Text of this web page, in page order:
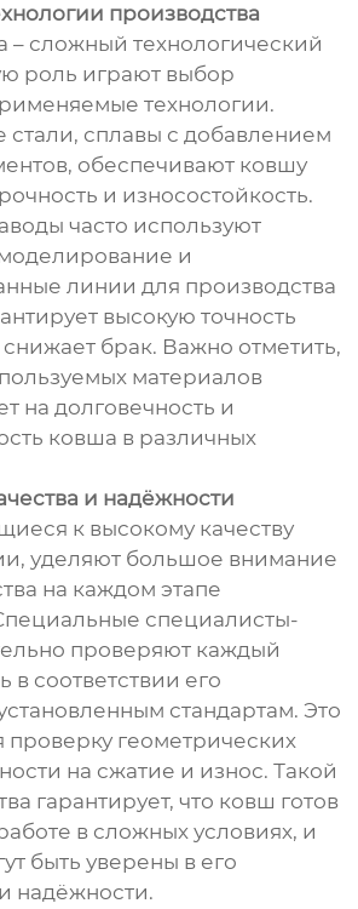
производства
– сложный технологический
роль играют выбор
технологии.
сплавы с добавлением
обеспечивают ковшу
и износостойкость.
часто используют
и
линии для производства
высокую точность
брак. Важно отметить,
материалов
на долговечность и
ковша в различных
и надёжности
к высокому качеству
уделяют большое внимание
на каждом этапе
специалисты-
проверяют каждый
в соответствии его
стандартам. Это
проверку геометрических
на сжатие и износ. Такой
гарантирует, что ковш готов
в сложных условиях, и
быть уверены в его
надёжности.